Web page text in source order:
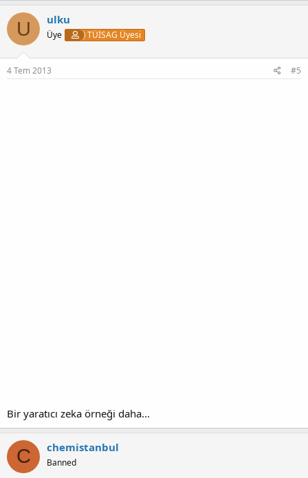
U ulku
Üye TÜİSAG Üyesi
4 Tem 2013 #5
Bir yaratıcı zeka örneği daha...
C chemistanbul
Banned